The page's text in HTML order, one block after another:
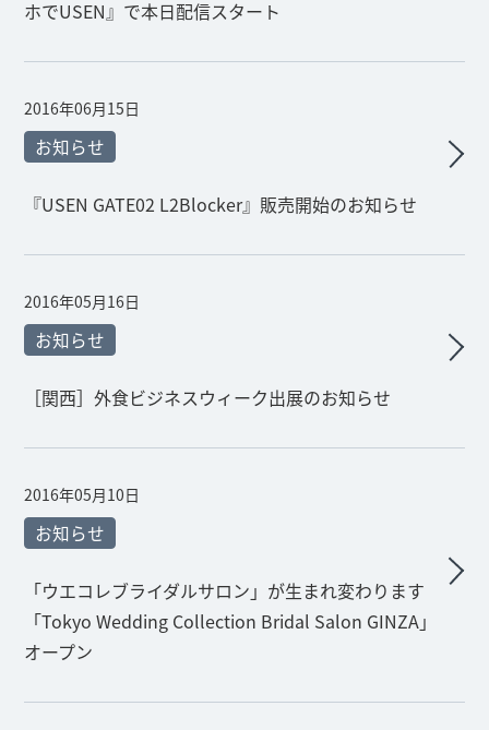
ホでUSEN』で本日配信スタート
2016年06月15日
お知らせ
『USEN GATE02 L2Blocker』販売開始のお知らせ
2016年05月16日
お知らせ
［関西］外食ビジネスウィーク出展のお知らせ
2016年05月10日
お知らせ
「ウエコレブライダルサロン」が生まれ変わります
「Tokyo Wedding Collection Bridal Salon GINZA」
オープン